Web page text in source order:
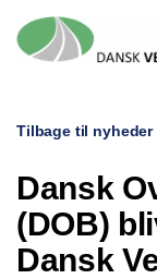
Tilbage til nyheder
Dansk
(DOB)
Dansk